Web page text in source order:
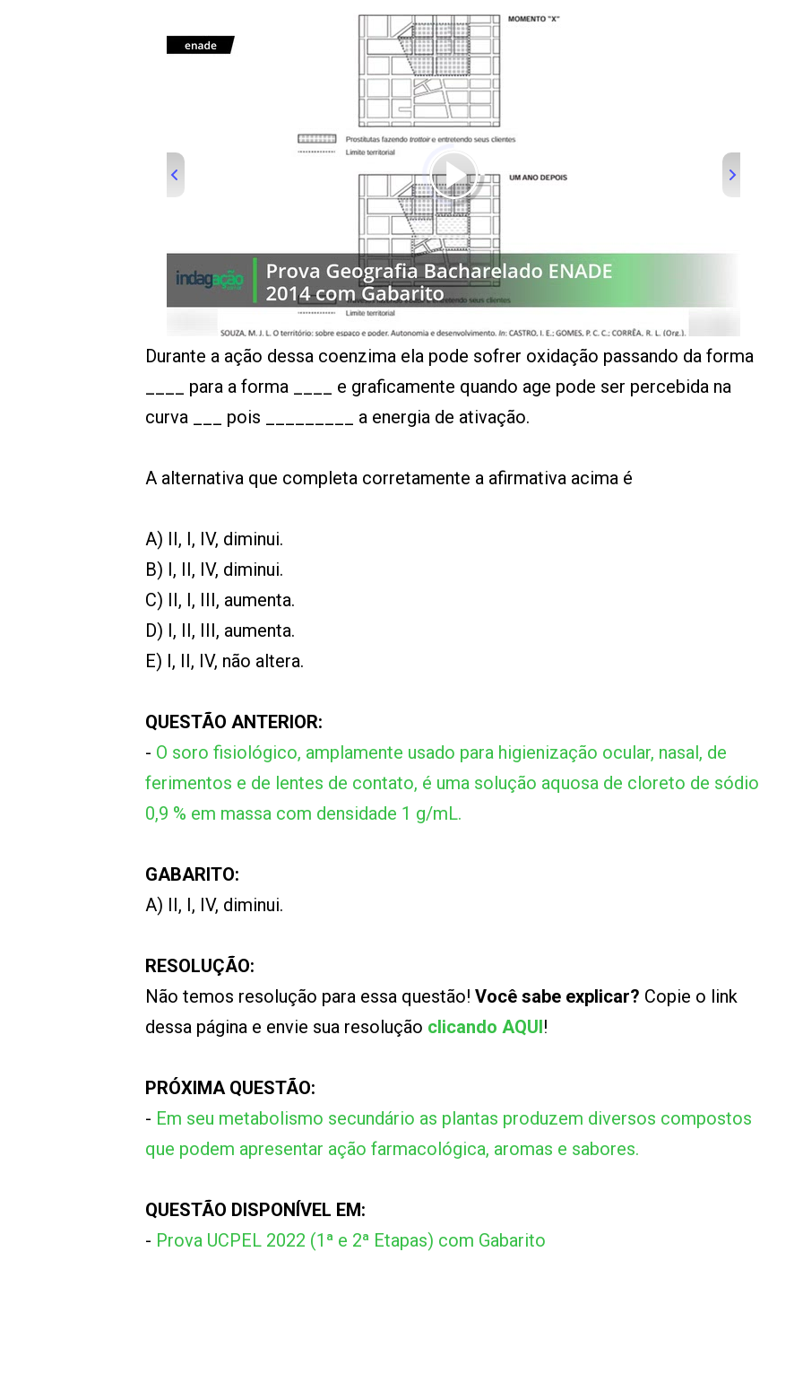
Durante a ação dessa coenzima ela pode sofrer oxidação passando da forma
____ para a forma ____ e graficamente quando age pode ser percebida na
curva ___ pois _________ a energia de ativação.
A alternativa que completa corretamente a afirmativa acima é
A) II, I, IV, diminui.
B) I, II, IV, diminui.
C) II, I, III, aumenta.
D) I, II, III, aumenta.
E) I, II, IV, não altera.
QUESTÃO ANTERIOR:
- O soro fisiológico, amplamente usado para higienização ocular, nasal, de
ferimentos e de lentes de contato, é uma solução aquosa de cloreto de sódio
0,9 % em massa com densidade 1 g/mL.
GABARITO:
A) II, I, IV, diminui.
RESOLUÇÃO:
Não temos resolução para essa questão! Você sabe explicar? Copie o link
dessa página e envie sua resolução clicando AQUI!
PRÓXIMA QUESTÃO:
- Em seu metabolismo secundário as plantas produzem diversos compostos
que podem apresentar ação farmacológica, aromas e sabores.
QUESTÃO DISPONÍVEL EM:
- Prova UCPEL 2022 (1ª e 2ª Etapas) com Gabarito